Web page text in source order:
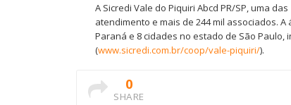
A Sicredi Vale do Piquiri Abcd PR/SP, uma
atendimento e mais de 244 mil associados.
Paraná e 8 cidades no estado de São Paulo,
(www.sicredi.com.br/coop/vale-piquiri/).
0
SHARE